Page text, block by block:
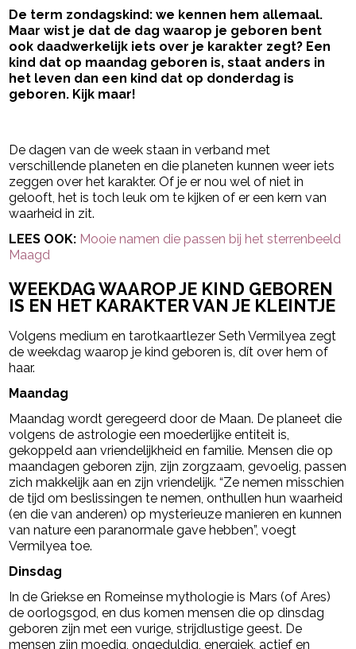
De term zondagskind: we kennen hem allemaal.
Maar wist je dat de dag waarop je geboren bent
ook daadwerkelijk iets over je karakter zegt? Een
kind dat op maandag geboren is, staat anders in
het leven dan een kind dat op donderdag is
geboren. Kijk maar!
De dagen van de week staan in verband met
verschillende planeten en die planeten kunnen weer iets
zeggen over het karakter. Of je er nou wel of niet in
gelooft, het is toch leuk om te kijken of er een kern van
waarheid in zit.
LEES OOK: Mooie namen die passen bij het sterrenbeeld
Maagd
WEEKDAG WAAROP JE KIND GEBOREN
IS EN HET KARAKTER VAN JE KLEINTJE
Volgens medium en tarotkaartlezer Seth Vermilyea zegt
de weekdag waarop je kind geboren is, dít over hem of
haar.
Maandag
Maandag wordt geregeerd door de Maan. De planeet die
volgens de astrologie een moederlijke entiteit is,
gekoppeld aan vriendelijkheid en familie. Mensen die op
maandagen geboren zijn, zijn zorgzaam, gevoelig, passen
zich makkelijk aan en zijn vriendelijk. “Ze nemen misschien
de tijd om beslissingen te nemen, onthullen hun waarheid
(en die van anderen) op mysterieuze manieren en kunnen
van nature een paranormale gave hebben”, voegt
Vermilyea toe.
Dinsdag
In de Griekse en Romeinse mythologie is Mars (of Ares)
de oorlogsgod, en dus komen mensen die op dinsdag
geboren zijn met een vurige, strijdlustige geest. De
mensen zijn moedig, ongeduldig, energiek, actief en